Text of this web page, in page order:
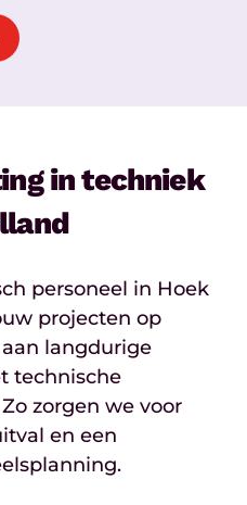
in techniek
personeel in Hoek
projecten op
langdurige
technische
zorgen we voor
en een